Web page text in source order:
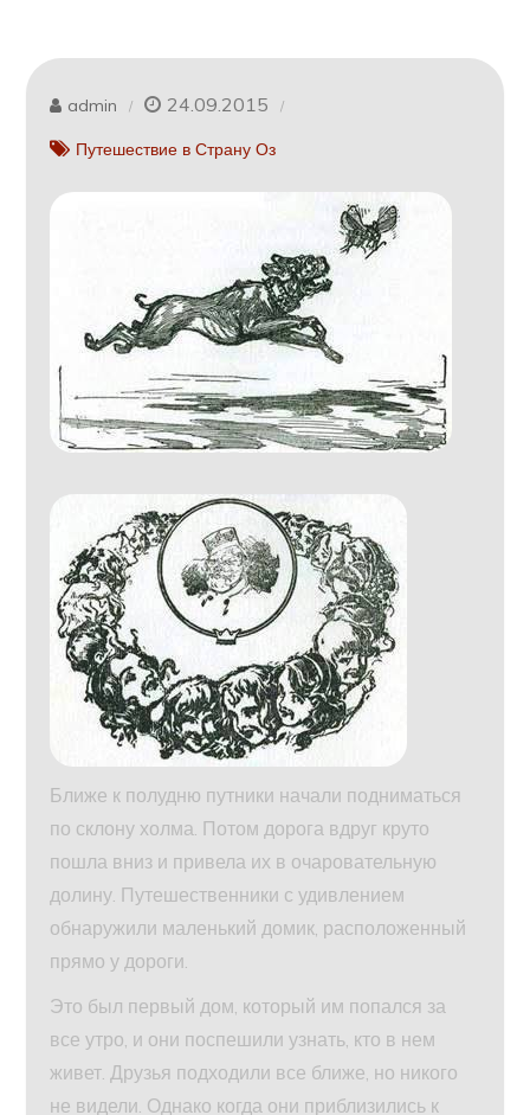
admin 24.09.2015
Путешествие в Страну Оз
Ближе к полудню путники начали подниматься
по склону холма. Потом дорога вдруг круто
пошла вниз и привела их в очаровательную
долину. Путешественники с удивлением
обнаружили маленький домик, расположенный
прямо у дороги.
Это был первый дом, который им попался за
все утро, и они поспешили узнать, кто в нем
живет. Друзья подходили все ближе, но никого
не видели. Однако когда они приблизились к